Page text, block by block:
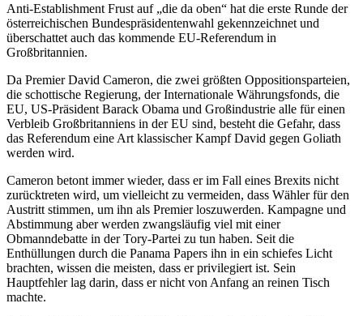
Anti-Establishment Frust auf „die da oben“ hat die erste Runde der
österreichischen Bundespräsidentenwahl gekennzeichnet und
überschattet auch das kommende EU-Referendum in
Großbritannien.
Da Premier David Cameron, die zwei größten Oppositionsparteien,
die schottische Regierung, der Internationale Währungsfonds, die
EU, US-Präsident Barack Obama und Großindustrie alle für einen
Verbleib Großbritanniens in der EU sind, besteht die Gefahr, dass
das Referendum eine Art klassischer Kampf David gegen Goliath
werden wird.
Cameron betont immer wieder, dass er im Fall eines Brexits nicht
zurücktreten wird, um vielleicht zu vermeiden, dass Wähler für den
Austritt stimmen, um ihn als Premier loszuwerden. Kampagne und
Abstimmung aber werden zwangsläufig viel mit einer
Obmanndebatte in der Tory-Partei zu tun haben. Seit die
Enthüllungen durch die Panama Papers ihn in ein schiefes Licht
brachten, wissen die meisten, dass er privilegiert ist. Sein
Hauptfehler lag darin, dass er nicht von Anfang an reinen Tisch
machte.